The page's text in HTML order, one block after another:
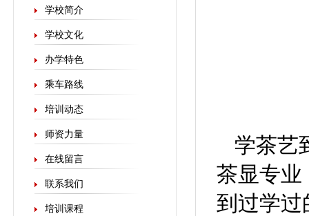
学校简介
学校文化
办学特色
乘车路线
培训动态
师资力量
在线留言
联系我们
培训课程
学茶艺
茶显专业
到过学过